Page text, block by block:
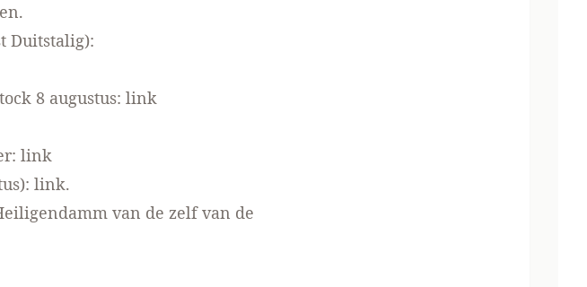
Duitstalig):
8 augustus: link
link
link.
van de zelf van de